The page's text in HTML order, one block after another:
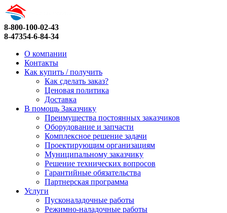
8-800-100-02-43
8-47354-6-84-34
О компании
Контакты
Как купить / получить
Как сделать заказ?
Ценовая политика
Доставка
В помощь Заказчику
Преимущества постоянных заказчиков
Оборудование и запчасти
Комплексное решение задачи
Проектирующим организациям
Муниципальному заказчику
Решение технических вопросов
Гарантийные обязательства
Партнерская программа
Услуги
Пусконаладочные работы
Режимно-наладочные работы